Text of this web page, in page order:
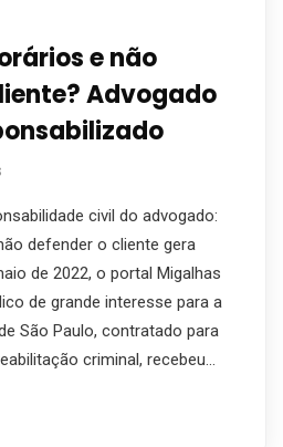
e não
Advogado
civil do advogado:
defender o cliente gera
de 2022, o portal Migalhas
de grande interesse para a
São Paulo, contratado para
criminal, recebeu…